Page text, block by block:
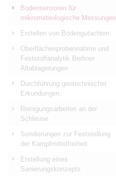
Bodensensoren für
mikrometeologische Messungen
Erstellen von Bodengutachten
Oberflächenprobennahme und
Feststoffanalytik Berliner
Altablagerungen
Durchführung geotechnischer
Erkundungen.
Reinigungsarbeiten an der
Schleuse
Sondierungen zur Feststellung
der Kampfmittelfreiheit
Erstellung eines
Sanierungskonzepts